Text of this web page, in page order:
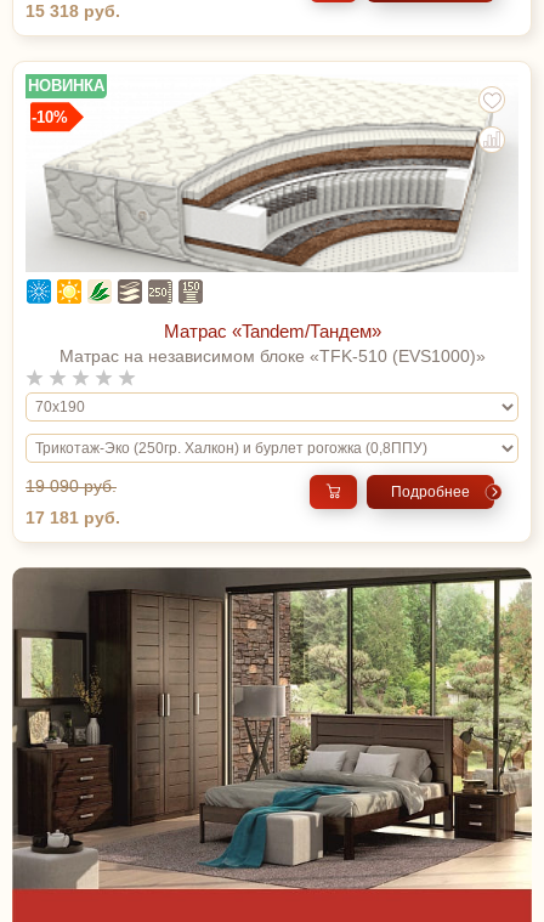
15 318 руб.
НОВИНКА
-10%
Матрас «Tandem/Тандем»
Матрас на независимом блоке «TFK-510 (EVS1000)»
19 090 руб.
17 181 руб.
Подробнее